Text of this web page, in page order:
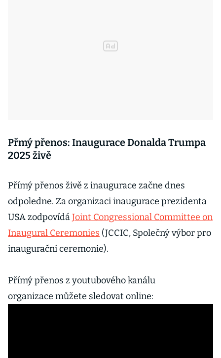
Přmý přenos: Inaugurace Donalda Trumpa
2025 živě
Přímý přenos živě z inaugurace začne dnes
odpoledne. Za organizaci inaugurace prezidenta
USA zodpovídáJoint Congressional Committee on
Inaugural Ceremonies (JCCIC, Společný výbor pro
inaugurační ceremonie).
Přímý přenos z youtubového kanálu
organizace můžete sledovat online: